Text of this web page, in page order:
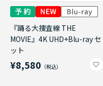
『踊る大捜査線 THE
MOVIE』4K UHD+Blu-ray セ
ット
¥8,580